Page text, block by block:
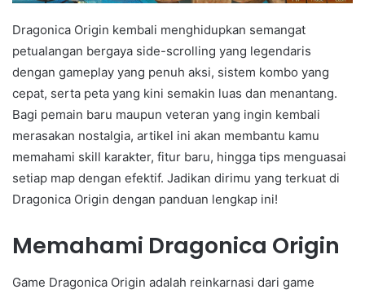
Dragonica Origin kembali menghidupkan semangat
petualangan bergaya side-scrolling yang legendaris
dengan gameplay yang penuh aksi, sistem kombo yang
cepat, serta peta yang kini semakin luas dan menantang.
Bagi pemain baru maupun veteran yang ingin kembali
merasakan nostalgia, artikel ini akan membantu kamu
memahami skill karakter, fitur baru, hingga tips menguasai
setiap map dengan efektif. Jadikan dirimu yang terkuat di
Dragonica Origin dengan panduan lengkap ini!
Memahami Dragonica Origin
Game Dragonica Origin adalah reinkarnasi dari game